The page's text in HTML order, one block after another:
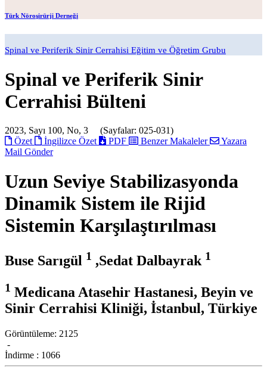
Türk Nöroşirürji Derneği
Spinal ve Periferik Sinir Cerrahisi Eğitim ve Öğretim Grubu
Spinal ve Periferik Sinir
Cerrahisi Bülteni
2023, Sayı 100, No, 3 (Sayfalar: 025-031)
Özet
İngilizce Özet PDF Benzer Makaleler
Yazara
Mail Gönder
Uzun Seviye Stabilizasyonda
Dinamik Sistem ile Rijid
Sistemin Karşılaştırılması
Buse Sarıgül 1 ,Sedat Dalbayrak 1
1 Medicana Atasehir Hastanesi, Beyin ve
Sinir Cerrahisi Kliniği, İstanbul, Türkiye
Görüntüleme: 2125
-
İndirme : 1066